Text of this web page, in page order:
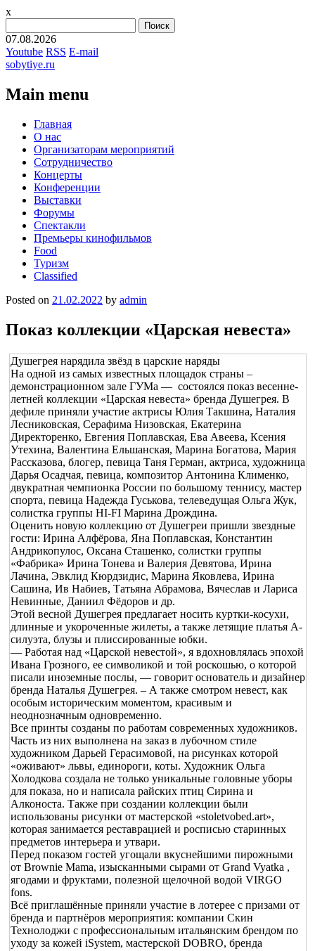
x
07.08.2026
Youtube RSS E-mail
sobytiye.ru
Main menu
Skip
content
Главная
О нас
Организаторам мероприятий
Сотрудничество
Концерты
Конференции
Выставки
Форумы
Спектакли
Премьеры кинофильмов
Food
Туризм
Сlassified
Posted on 21.02.2022 by admin
Показ коллекции «Царская невеста»
Душегрея нарядила звёзд в царские наряды
На одной из самых известных площадок страны –
демонстрационном зале ГУМа — состоялся показ весенне-
летней коллекции «Царская невеста» бренда Душегрея. В
дефиле приняли участие актрисы Юлия Такшина, Наталия
Лесниковская, Серафима Низовская, Екатерина
Директоренко, Евгения Поплавская, Ева Авеева, Ксения
Утехина, Валентина Ельшанская, Марина Богатова, Мария
Рассказова, блогер, певица Таня Герман, актриса, художница
Дарья Осадчая, певица, композитор Антонина Клименко,
двукратная чемпионка России по большому теннису, мастер
спорта, певица Надежда Гуськова, телеведущая Ольга Жук,
солистка группы HI-FI Марина Дрождина.
Оценить новую коллекцию от Душегреи пришли звездные
гости: Ирина Алфёрова, Яна Поплавская, Константин
Андрикопулос, Оксана Сташенко, солистки группы
«Фабрика» Ирина Тонева и Валерия Девятова, Ирина
Лачина, Эвклид Кюрдзидис, Марина Яковлева, Ирина
Сашина, Ив Набиев, Татьяна Абрамова, Вячеслав и Лариса
Невинные, Даниил Фёдоров и др.
Этой весной Душегрея предлагает носить куртки-косухи,
длинные и укороченные жилеты, а также летящие платья А-
силуэта, блузы и плиссированные юбки.
— Работая над «Царской невестой», я вдохновлялась эпохой
Ивана Грозного, ее символикой и той роскошью, о которой
писали иноземные послы, — говорит основатель и дизайнер
бренда Наталья Душегрея. – А также смотром невест, как
особым историческим моментом, красивым и
неоднозначным одновременно.
Все принты созданы по работам современных художников.
Часть из них выполнена на заказ в лубочном стиле
художником Дарьей Герасимовой, на рисунках которой
«оживают» львы, единороги, коты. Художник Ольга
Холодкова создала не только уникальные головные уборы
для показа, но и написала райских птиц Сирина и
Алконоста. Также при создании коллекции были
использованы рисунки от мастерской «stoletvobed.art»,
которая занимается реставрацией и росписью старинных
предметов интерьера и утвари.
Перед показом гостей угощали вкуснейшими пирожными
от Brownie Mama, изысканными сырами от Grand Vyatka ,
ягодами и фруктами, полезной щелочной водой VIRGO
fons.
Всё приглашённые приняли участие в лотерее с призами от
бренда и партнёров мероприятия: компании Скин
Технолоджи с профессиональным итальянским брендом по
уходу за кожей iSystem, мастерской DOBRO, бренда